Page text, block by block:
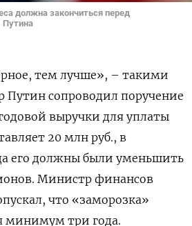
должна закончиться перед
тем лучше», – такими
сопроводил поручение
выручки для уплаты
20 млн руб., в
его должны были уменьшить
Министр финансов
что «заморозка»
минимум три года.